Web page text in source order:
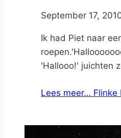
ByNicole
September 17,
Ik had Piet naar
'Hallooo!' juichten
Lees meer… Flinke